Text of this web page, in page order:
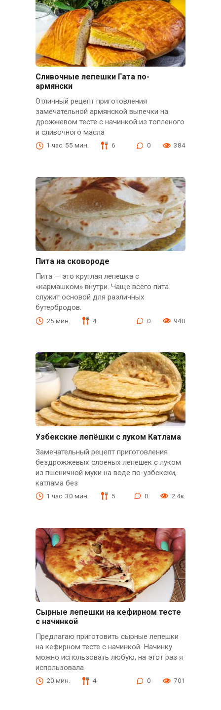
Сливочные лепешки Гата по-
армянски
Отличный рецепт приготовления
замечательной армянской выпечки на
дрожжевом тесте с начинкой из топленого
и сливочного масла
1 час. 55 мин. 6 0 384
Пита на сковороде
Пита — это круглая лепешка с
«кармашком» внутри. Чаще всего пита
служит основой для различных
бутербродов.
25 мин. 4 0 940
Узбекские лепёшки с луком Катлама
Замечательный рецепт приготовления
бездрожжевых слоеных лепешек с луком
из пшеничной муки на воде по-узбекски,
катлама без
1 час. 30 мин. 5 0 2.4к.
Сырные лепешки на кефирном тесте
с начинкой
Предлагаю приготовить сырные лепешки
на кефирном тесте с начинкой. Начинку
можно использовать любую, на этот раз я
использовала
20 мин. 4 0 701